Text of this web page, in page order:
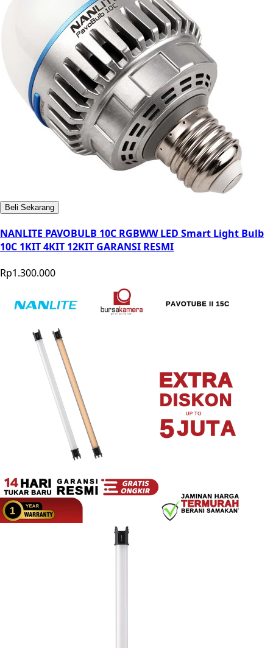
Beli Sekarang
NANLITE PAVOBULB 10C RGBWW LED Smart Light Bulb
10C 1KIT 4KIT 12KIT GARANSI RESMI
Rp1.300.000